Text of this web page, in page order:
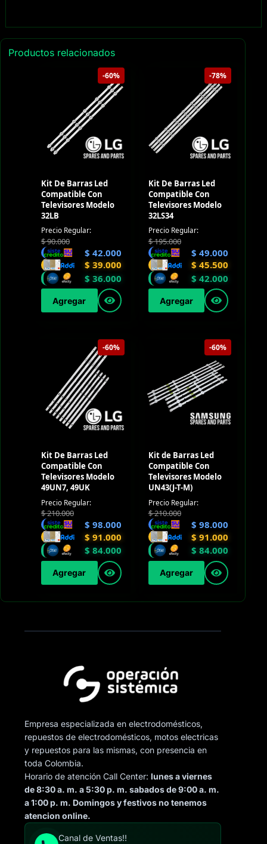
Productos relacionados
-60%
Kit De Barras Led
Compatible Con
Televisores Modelo
32LB
Precio Regular:
$90.000
$ 42.000
$ 39.000
$ 36.000
Agregar
-78%
Kit De Barras Led
Compatible Con
Televisores Modelo
32LS34
Precio Regular:
$195.000
$ 49.000
$ 45.500
$ 42.000
Agregar
-60%
Kit De Barras Led
Compatible Con
Televisores Modelo
49UN7, 49UK
Precio Regular:
$210.000
$ 98.000
$ 91.000
$ 84.000
Agregar
-60%
Kit de Barras Led
Compatible Con
Televisores Modelo
UN43(J-T-M)
Precio Regular:
$210.000
$ 98.000
$ 91.000
$ 84.000
Agregar
Empresa especializada en electrodomésticos,
repuestos de electrodomésticos, motos electricas
y repuestos para las mismas, con presencia en
toda Colombia.
Horario de atención Call Center:lunes a viernes
de 8:30 a. m. a 5:30 p. m. sabados de 9:00 a. m.
a 1:00 p. m. Domingos y festivos no tenemos
atencion online.
Canal de Ventas!!